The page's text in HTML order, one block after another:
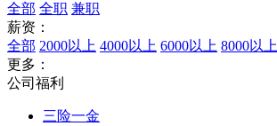
全部 全职 兼职
薪资：
全部 2000以上 4000以上 6000以上 8000以上
更多：
公司福利
三险一金